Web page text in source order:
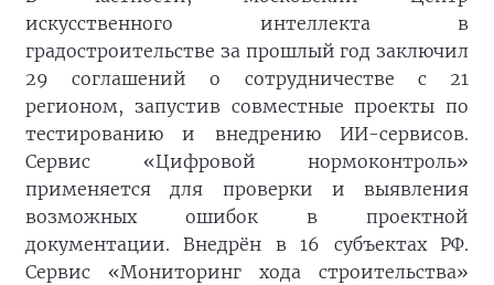
искусственного интеллекта в
градостроительстве за прошлый год заключил
29 соглашений о сотрудничестве с 21
регионом, запустив совместные проекты по
тестированию и внедрению ИИ-сервисов.
Сервис «Цифровой нормоконтроль»
применяется для проверки и выявления
возможных ошибок в проектной
документации. Внедрён в 16 субъектах РФ.
Сервис «Мониторинг хода строительства»